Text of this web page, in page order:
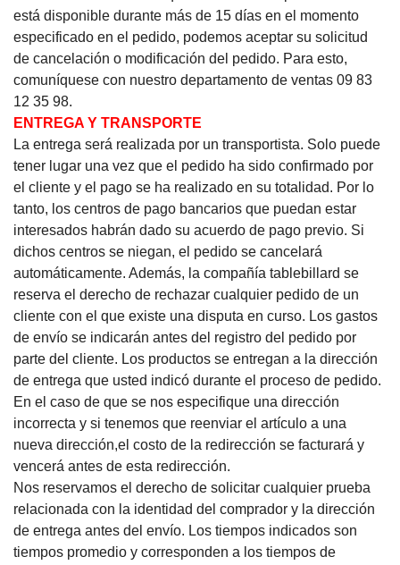
está disponible durante más de 15 días en el momento
especificado en el pedido, podemos aceptar su solicitud
de cancelación o modificación del pedido. Para esto,
comuníquese con nuestro departamento de ventas 09 83
12 35 98.
ENTREGA Y TRANSPORTE
La entrega será realizada por un transportista. Solo puede
tener lugar una vez que el pedido ha sido confirmado por
el cliente y el pago se ha realizado en su totalidad. Por lo
tanto, los centros de pago bancarios que puedan estar
interesados ​​habrán dado su acuerdo de pago previo. Si
dichos centros se niegan, el pedido se cancelará
automáticamente. Además, la compañía tablebillard se
reserva el derecho de rechazar cualquier pedido de un
cliente con el que existe una disputa en curso. Los gastos
de envío se indicarán antes del registro del pedido por
parte del cliente. Los productos se entregan a la dirección
de entrega que usted indicó durante el proceso de pedido.
En el caso de que se nos especifique una dirección
incorrecta y si tenemos que reenviar el artículo a una
nueva dirección,el costo de la redirección se facturará y
vencerá antes de esta redirección.
Nos reservamos el derecho de solicitar cualquier prueba
relacionada con la identidad del comprador y la dirección
de entrega antes del envío. Los tiempos indicados son
tiempos promedio y corresponden a los tiempos de